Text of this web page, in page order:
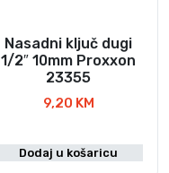
Nasadni ključ dugi
1/2″ 10mm Proxxon
23355
9,20 KM
Dodaj u košaricu